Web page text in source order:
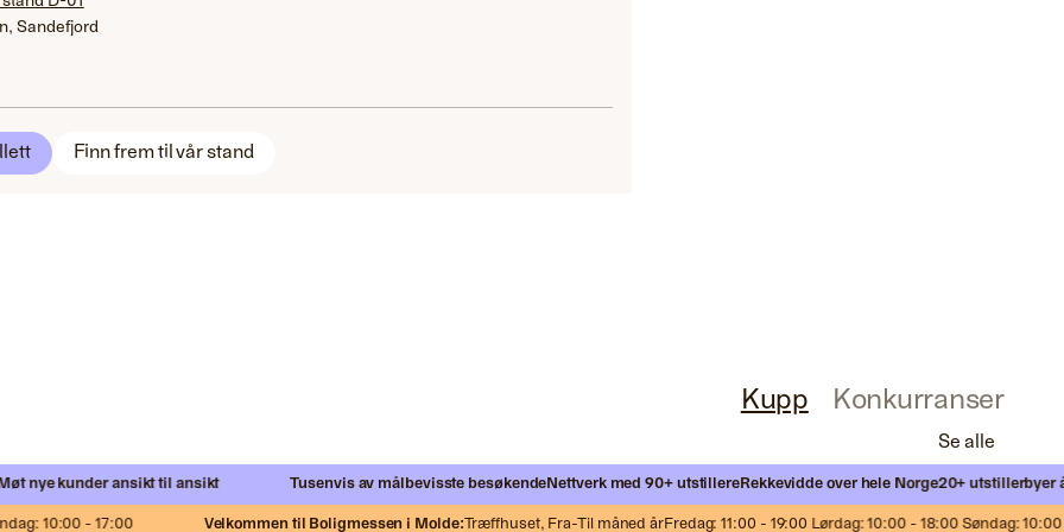
Sandefjord
Finn frem til vår stand
Kupp Konkurranser
Se alle
nye kunder ansikt til ansikt Tusenvis av målbevisste besøkendeNettverk med 90+ utstillereRekkevidde over hele Norge20+ utstillerbyer
10:00 - 17:00 Velkommen til Boligmessen i Molde:Træffhuset,Fra-Til måned år Fredag: 11:00 - 19:00 Lørdag: 10:00 - 18:00 Søndag: 10:00 -